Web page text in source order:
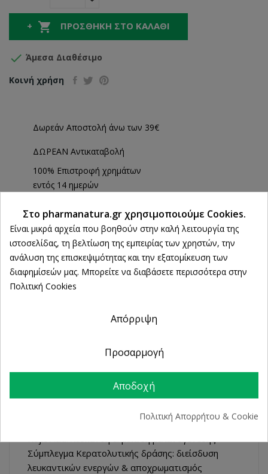
 ΠΡΟΣΘΉΚΗ ΣΤΟ ΚΑΛΆΘΙ
 Άμεσα Διαθέσιμο
Κοινή χρήση
Δωρεάν Αποστολή άνω των 39€
ΔΩΡΕΑΝ Αντικαταβολή
100% Επιστροφή χρημάτων
εντός 14 ημερών
από 2 Φυσικά Καταστήματα
ΠΕΡΙΓΡΑΦΉ
ΛΕΠΤΟΜΈΡΕΙΕΣ ΠΡΟΪΌΝΤΟΣ
μελαγχρωματικές κηλίδες
μελαγχρώσεις
από φλεγμονές, ουλές,
2-3 φορές την ημέρα σε καθαρό δέρμα.
DAB, Αρβουτίνη, Εκχύλισμα Κίτρου & Εστέρας
Kojic Acid: λεύκανση & μείωση μελανογένεσης
Σύμπλεγμα Κερατολυτικής δράσης: διείσδυση
λευκαντικών ενεργών & αποχρωματισμός
Στο pharmanatura.gr χρησιμοποιούμε Cookies.
Είναι μικρά αρχεία που βοηθούν στην καλή λειτουργία της
ιστοσελίδας, τη βελτίωση της εμπειρίας των χρηστών, την
ανάλυση της επισκεψιμότητας και την εξατομίκευση των
διαφημίσεών μας. Μπορείτε να διαβάσετε περισσότερα στην
Πολιτική Cookies
Απόρριψη
Προσαρμογή
Αποδοχή
Πολιτική Απορρήτου & Cookie